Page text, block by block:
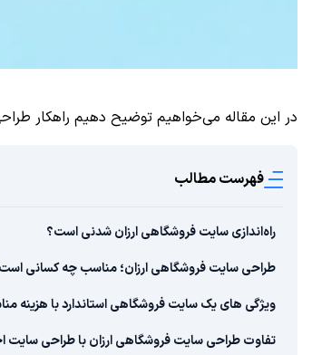
در این مقاله می‌خواهیم توضیح دهیم راهکار
فهرست مطالب
راه‌اندازی سایت فروشگاهی ارزان شدنی است؟
طراحی سایت فروشگاهی ارزان؛ مناسب چه کسانی
ویژگی‌‌ های یک سایت فروشگاهی استاندارد با هزینه
تفاوت طراحی سایت فروشگاهی ارزان با طراحی